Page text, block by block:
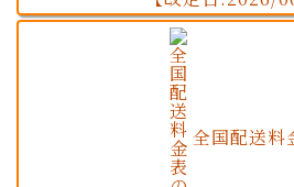
全国配送料